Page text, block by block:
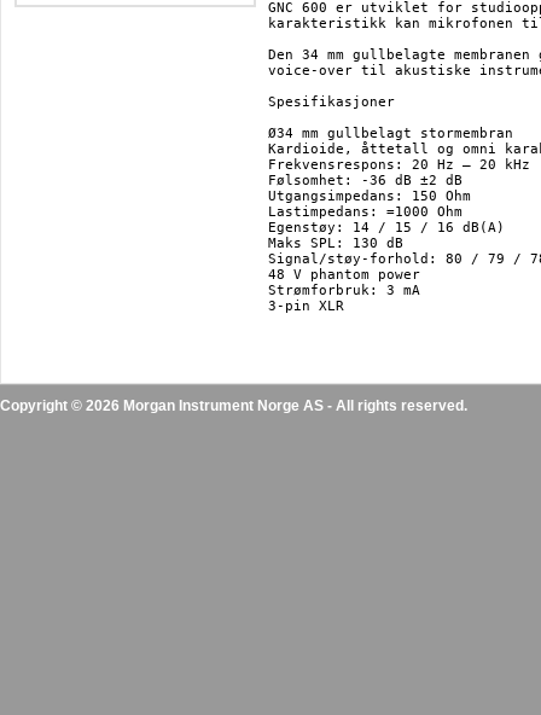
GNC 600 er utviklet for
karakteristikk kan mikrofonen
Den 34 mm gullbelagte
voice-over til akustiske
Spesifikasjoner
Ø34 mm gullbelagt stormembran
Kardioide, åttetall og omni
Frekvensrespons: 20 Hz – 20 kHz
Følsomhet: -36 dB ±2 dB
Utgangsimpedans: 150 Ohm
Lastimpedans: =1000 Ohm
Egenstøy: 14 / 15 / 16 dB(A)
Maks SPL: 130 dB
Signal/støy-forhold: 80 / 79 /
48 V phantom power
Strømforbruk: 3 mA
3-pin XLR
Copyright © 2026 Morgan Instrument Norge AS - All rights reserved.